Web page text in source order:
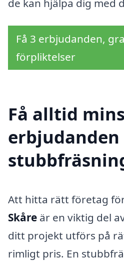
Få 3 erbjudanden,
förpliktelser
Få alltid
Att hitta rätt företag
Skåre är en viktig del
ditt projekt utförs på
rimligt pris. En